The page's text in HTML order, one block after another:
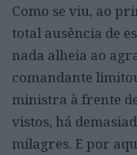
Como se viu, ao
total ausência de
nada alheia ao
comandante
ministra à frente
vistos, há
milagres. E por